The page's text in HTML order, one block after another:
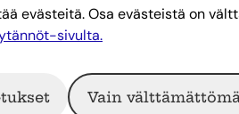
evästeitä. Osa evästeistä on
sivulta.
Vain